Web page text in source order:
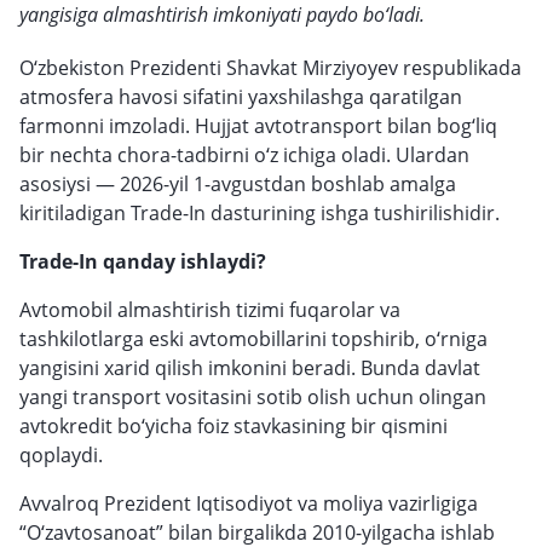
yangisiga almashtirish imkoniyati paydo bo‘ladi.
O‘zbekiston Prezidenti Shavkat Mirziyoyev respublikada
atmosfera havosi sifatini yaxshilashga qaratilgan
farmonni imzoladi. Hujjat avtotransport bilan bog‘liq
bir nechta chora-tadbirni o‘z ichiga oladi. Ulardan
asosiysi — 2026-yil 1-avgustdan boshlab amalga
kiritiladigan Trade-In dasturining ishga tushirilishidir.
Trade-In qanday ishlaydi?
Avtomobil almashtirish tizimi fuqarolar va
tashkilotlarga eski avtomobillarini topshirib, o‘rniga
yangisini xarid qilish imkonini beradi. Bunda davlat
yangi transport vositasini sotib olish uchun olingan
avtokredit bo‘yicha foiz stavkasining bir qismini
qoplaydi.
Avvalroq Prezident Iqtisodiyot va moliya vazirligiga
“O‘zavtosanoat” bilan birgalikda 2010-yilgacha ishlab